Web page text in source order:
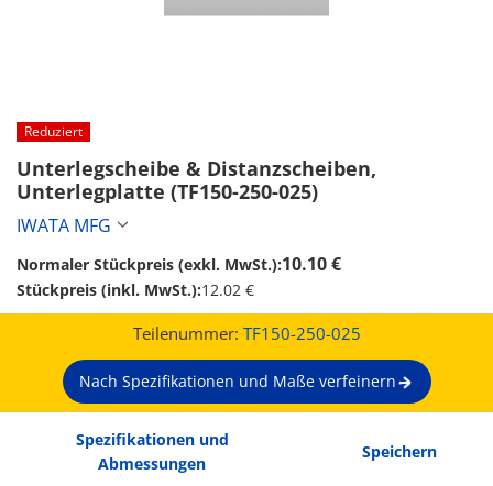
Reduziert
Unterlegscheibe & Distanzscheiben,
Unterlegplatte (TF150-250-025)
IWATA MFG
Normaler Stückpreis (exkl. MwSt.):10.10 €
Stückpreis (inkl. MwSt.):12.02 €
Teilenummer: TF150-250-025
Nach Spezifikationen und Maße verfeinern
Spezifikationen und
Abmessungen
Speichern